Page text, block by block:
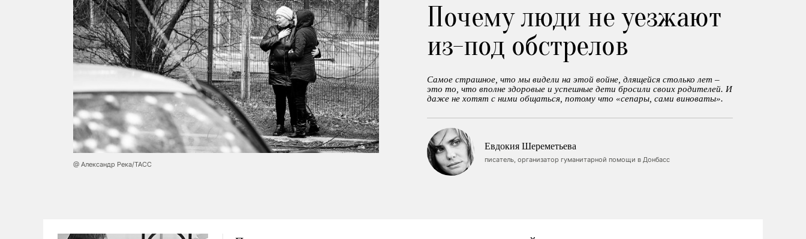
@ Александр Река/ТАСС
Почему люди не уезжают
из-под обстрелов
Cамое страшное, что мы видели на этой войне, длящейся столько лет –
это то, что вполне здоровые и успешные дети бросили своих родителей. И
даже не хотят с ними общаться, потому что «сепары, сами виноваты».
Евдокия Шереметьева
писатель, организатор гуманитарной помощи в Донбасс